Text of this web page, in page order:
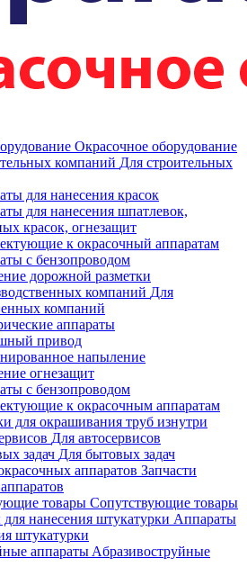
Окрасочное оборудование
Для строительных
для нанесения красок
для нанесения шпатлевок,
красок, огнезащит
к окрасочный аппаратам
с бензопроводом
дорожной разметки
Для
компаний
аппараты
привод
напыление
огнезащит
с бензопроводом
к окрасочным аппаратам
для окрашивания труб изнутри
Для автосервисов
Для бытовых задач
Запчасти
Сопутствующие товары
Аппараты
штукатурки
Aбразивоструйные